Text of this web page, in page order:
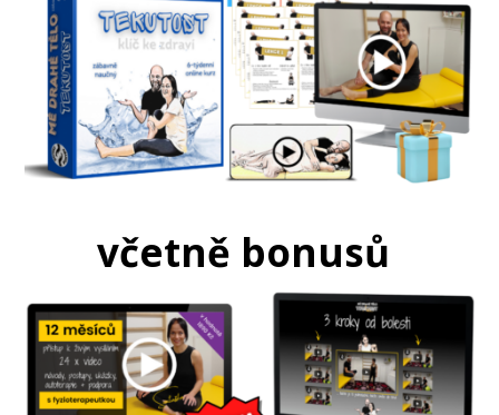
včetně bonusů